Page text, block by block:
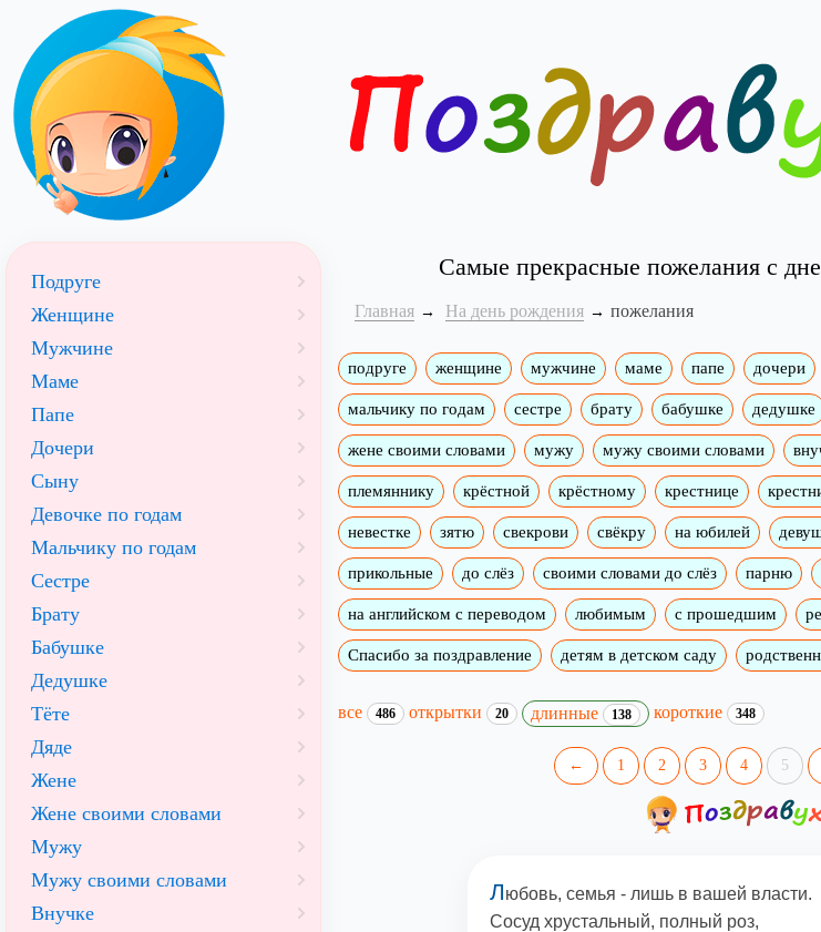
Самые прекрасные пожелания с
Главная На день рождения пожелания
подруге женщине мужчине маме папе дочери
мальчику по годам сестре брату бабушке дедушке
жене своими словами мужу мужу своими словами
племяннику крёстной крёстному крестнице
невестке зятю свекрови свёкру на юбилей
прикольные до слёз своими словами до слёз парню
на английском с переводом любимым с прошедшим
Спасибо за поздравление детям в детском саду
все 486 открытки 20 длинные 138 короткие 348
← 1 2 3 4 5
Любовь, семья - лишь в вашей власти.
Сосуд хрустальный, полный роз,
Подруге
Женщине
Мужчине
Маме
Папе
Дочери
Сыну
Девочке по годам
Мальчику по годам
Сестре
Брату
Бабушке
Дедушке
Тёте
Дяде
Жене
Жене своими словами
Мужу
Мужу своими словами
Внучке